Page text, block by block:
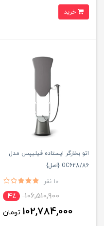
اتو بخارگر ایستاده فیلیپس مدل
GC628/86 {اصل}
10 نفر
106,510,900 4٪
102,784,000 تومان